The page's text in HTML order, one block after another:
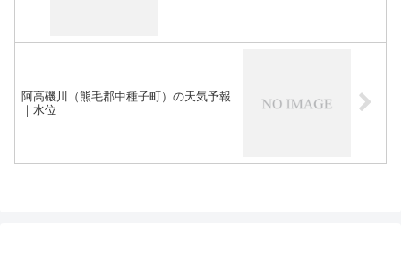
阿高磯川（熊毛郡中種子町）の天気予報
｜水位